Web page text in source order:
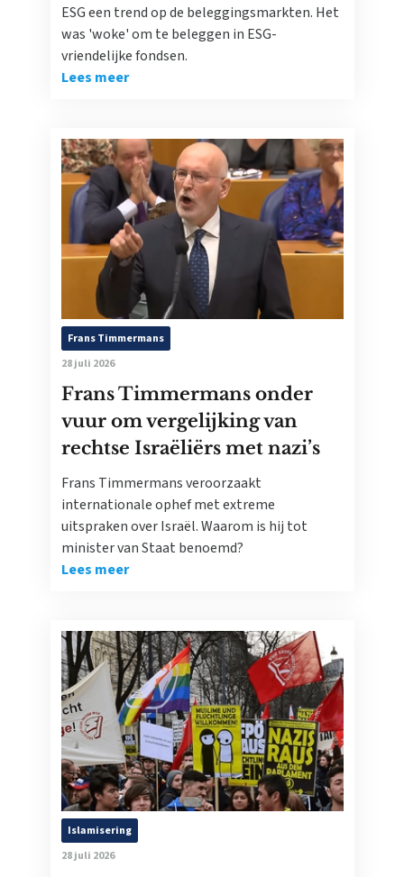
ESG een trend op de beleggingsmarkten. Het
was 'woke' om te beleggen in ESG-
vriendelijke fondsen.
Lees meer
Frans Timmermans
28 juli 2026
Frans Timmermans onder
vuur om vergelijking van
rechtse Israëliërs met nazi’s
Frans Timmermans veroorzaakt
internationale ophef met extreme
uitspraken over Israël. Waarom is hij tot
minister van Staat benoemd?
Lees meer
Islamisering
28 juli 2026